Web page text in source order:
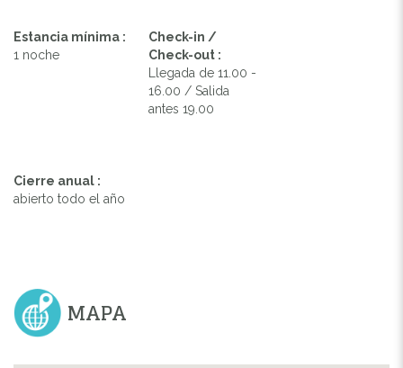
Estancia mínima :
1 noche
Check-in /
Check-out :
Llegada de 11.00 -
16.00 / Salida
antes 19.00
Cierre anual :
abierto todo el año
MAPA